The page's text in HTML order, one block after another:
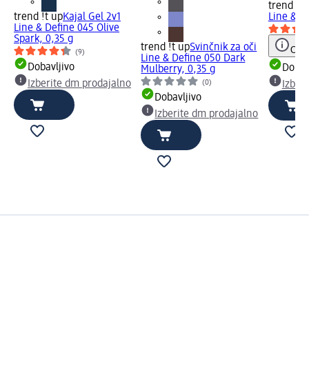
trend !t upKajal Gel 2v1
Line & Define 045 Olive
Spark, 0,35 g
(9)
Dobavljivo
Izberite dm prodajalno
trend !t upSvinčnik za oči
Line & Define 050 Dark
Mulberry, 0,35 g
(0)
Dobavljivo
Izberite dm prodajalno
trend !t
Line &